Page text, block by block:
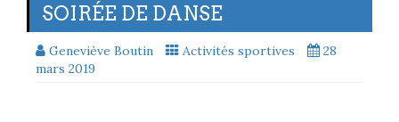
SOIRÉE DE DANSE
Geneviève Boutin Activités sportives
28
mars 2019